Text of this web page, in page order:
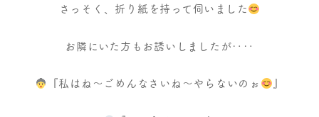
さっそく、折り紙を持って伺いました
お隣にいた方もお誘いしましたが‥‥
『私はね〜ごめんなさいね〜やらないのぉ 』